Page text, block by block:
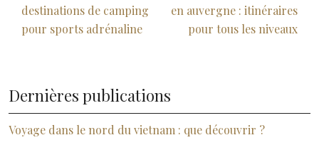
destinations de camping
pour sports adrénaline
en auvergne : itinéraires
pour tous les niveaux
Dernières publications
Voyage dans le nord du vietnam : que découvrir ?